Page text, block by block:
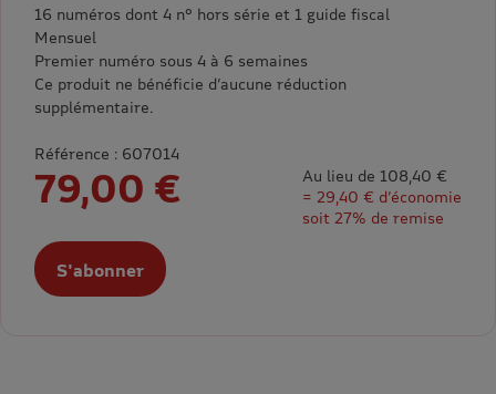
16 numéros dont 4 n° hors série et 1 guide fiscal
Mensuel
Premier numéro sous 4 à 6 semaines
Ce produit ne bénéficie d’aucune réduction
supplémentaire.
Référence : 607014
79,00 €
Au lieu de 108,40 €
= 29,40 € d’économie
soit 27% de remise
S'abonner